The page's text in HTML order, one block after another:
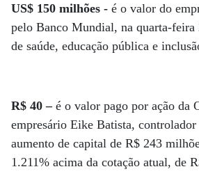
US$ 150 milhões - é o valor do
pelo Banco Mundial, na quarta-feira
de saúde, educação pública e
R$ 40 –é o valor pago por ação da
empresário Eike Batista, controlador
aumento de capital de R$ 243
1.211% acima da cotação atual, de